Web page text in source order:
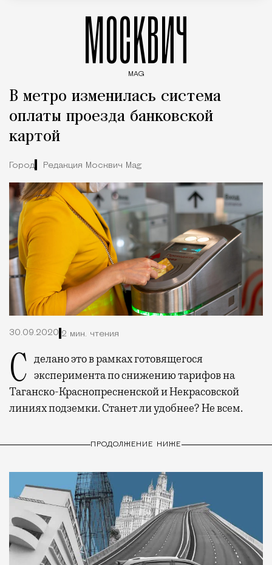
МОСКВИЧ
MAG
В метро изменилась система
оплаты проезда банковской
картой
Город Редакция Москвич Mag
30.09.2020 2 мин. чтения
Сделано это в рамках готовящегося эксперимента по снижению тарифов на
Таганско-Краснопресненской и Некрасовской
линиях подземки. Станет ли удобнее? Не всем.
ПРОДОЛЖЕНИЕ НИЖЕ